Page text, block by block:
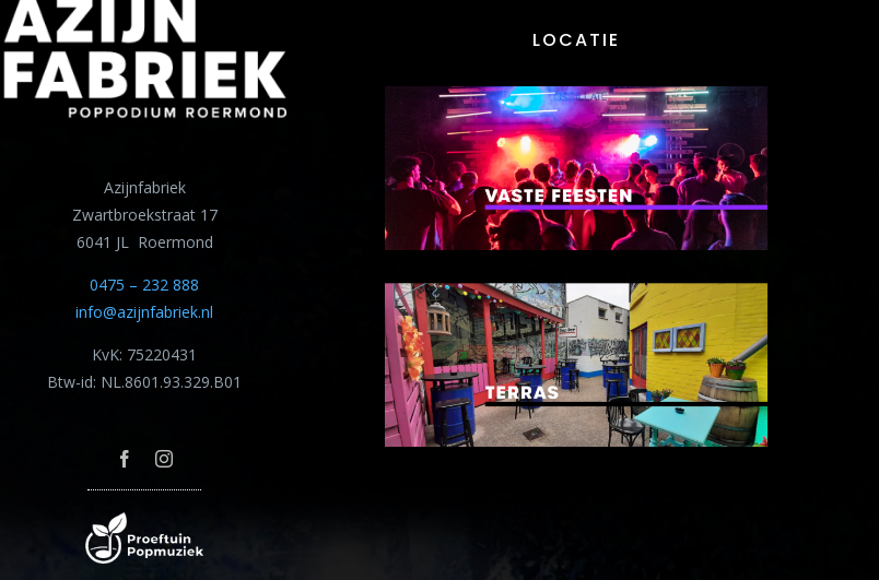
Azijnfabriek
Zwartbroekstraat 17
6041 JL Roermond
0475 – 232 888
info@azijnfabriek.nl
KvK: 75220431
Btw-id: NL.8601.93.329.B01
LOCATIE